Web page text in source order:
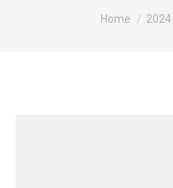
You are here:
Home 2024